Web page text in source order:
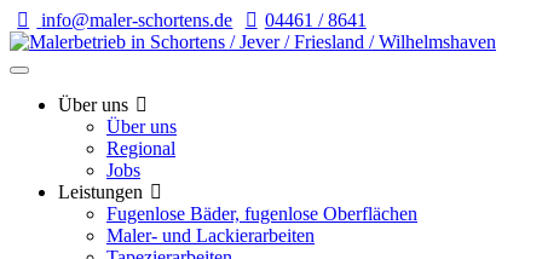
info@maler-schortens.de 04461 / 8641
Über uns
Über uns
Regional
Jobs
Leistungen
Fugenlose Bäder, fugenlose Oberflächen
Maler- und Lackierarbeiten